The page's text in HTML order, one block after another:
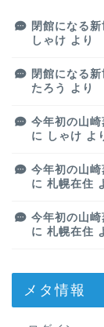
閉館になる
しゃけ より
閉館になる
たろう
より
今年初の山
に しゃけ よ
今年初の山
に 札幌在住
今年初の山
に 札幌在住
メタ情報